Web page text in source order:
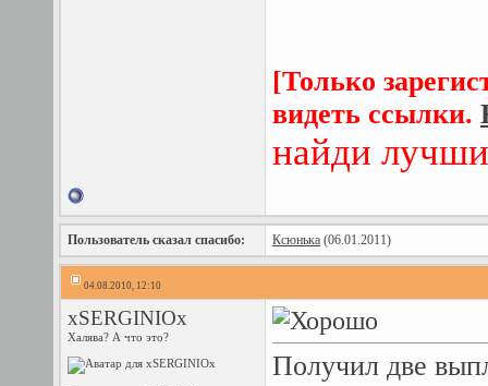
[Только
видеть ссылки.
найди
Пользователь сказал cпасибо: Ксюнька (06.01.2011)
04.08.2010, 12:10
xSERGINIOx
Халява? А что это?
Получил две